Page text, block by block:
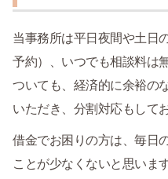
当事務所は平日夜間や土日
予約）、いつでも相談料は
ついても、経済的に余裕の
いただき、分割対応もして
借金でお困りの方は、毎日
ことが少なくないと思いま